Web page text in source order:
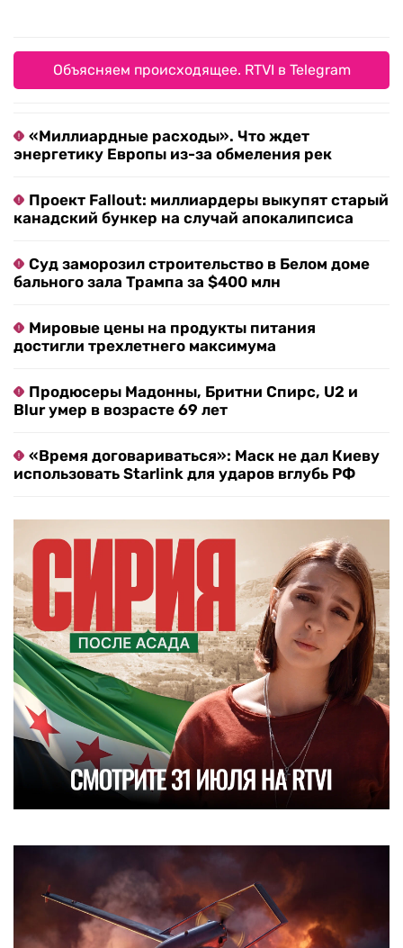
Объясняем происходящее. RTVI в Telegram
«Миллиардные расходы». Что ждет
энергетику Европы из-за обмеления рек
Проект Fallout: миллиардеры выкупят старый
канадский бункер на случай апокалипсиса
Суд заморозил строительство в Белом доме
бального зала Трампа за $400 млн
Мировые цены на продукты питания
достигли трехлетнего максимума
Продюсеры Мадонны, Бритни Спирс, U2 и
Blur умер в возрасте 69 лет
«Время договариваться»: Маск не дал Киеву
использовать Starlink для ударов вглубь РФ